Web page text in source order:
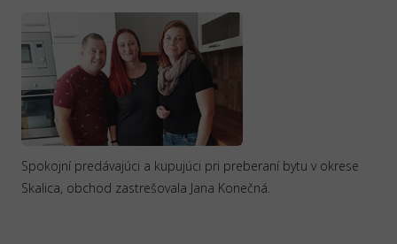
Spokojní predávajúci a kupujúci pri preberaní bytu v okrese
Skalica, obchod zastrešovala Jana Konečná.